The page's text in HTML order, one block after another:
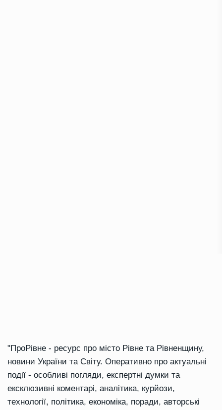
"ПроРівне - ресурс про місто Рівне та Рівненщину,
новини України та Світу. Оперативно про актуальні
події - особливі погляди, експертні думки та
ексклюзивні коментарі, аналітика, курйози,
технології, політика, економіка, поради, авторські